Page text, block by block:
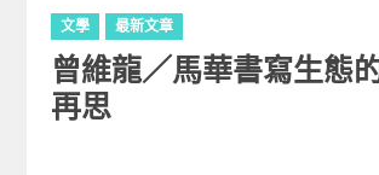
C
a
t
e
g
文學 最新文章
曾維龍／馬華書寫生態
再思